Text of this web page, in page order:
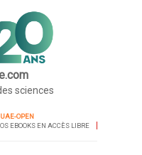
sciences
OPEN
EBOOKS EN ACCÈS LIBRE